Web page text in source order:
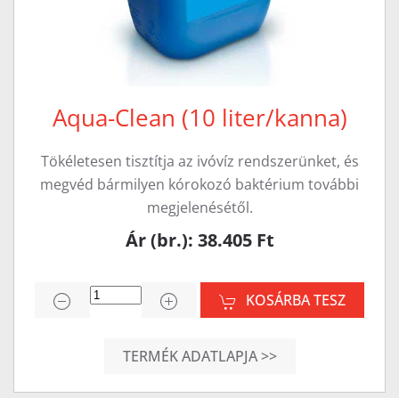
Aqua-Clean (10 liter/kanna)
Tökéletesen tisztítja az ivóvíz rendszerünket, és
megvéd bármilyen kórokozó baktérium további
megjelenésétől.
Ár (br.): 38.405 Ft
KOSÁRBA TESZ
TERMÉK ADATLAPJA >>